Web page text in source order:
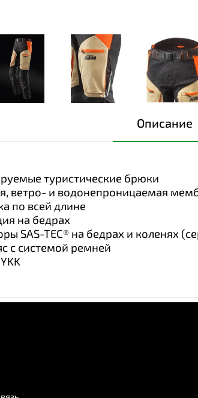
Описание
туристические брюки
ветро- и водонепроницаемая
по всей длине
на бедрах
SAS-TEC® на бедрах и коленях
с системой ремней